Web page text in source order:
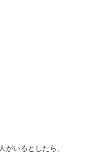
がいるとしたら、